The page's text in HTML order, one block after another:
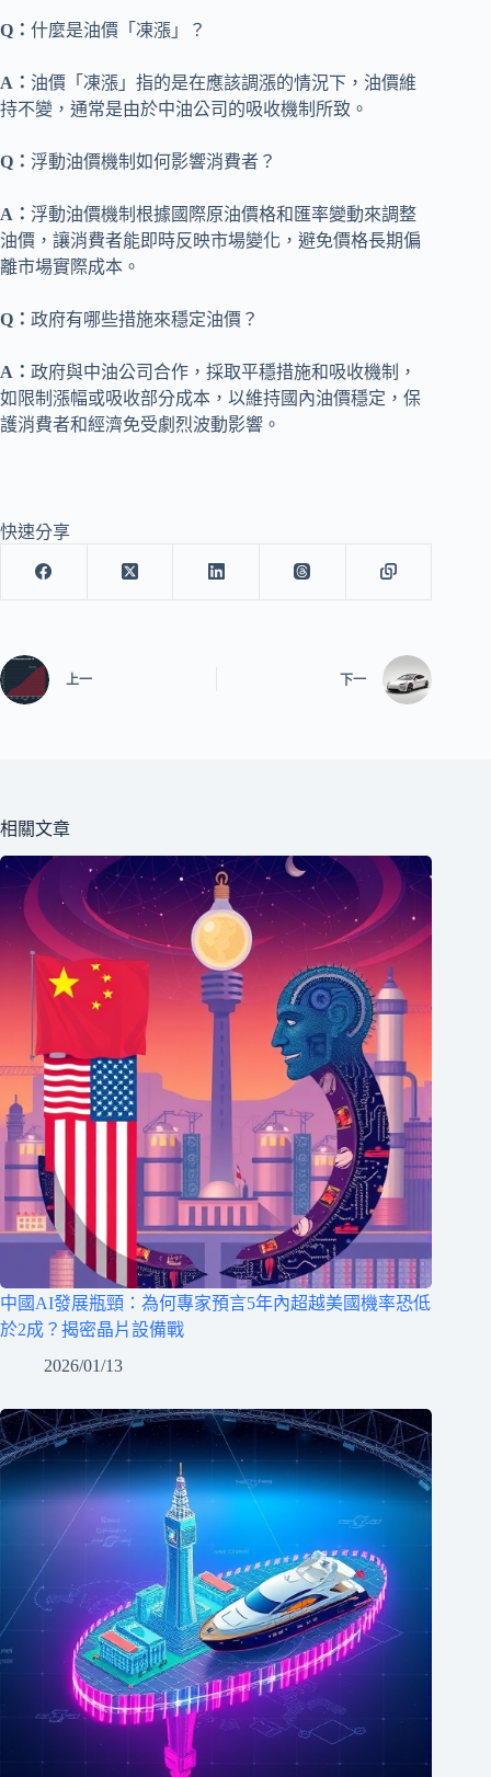
Q： 什麼是油價「凍漲」？
A： 油價「凍漲」指的是在應該調漲的情況下，油價維
持不變，通常是由於中油公司的吸收機制所致。
Q： 浮動油價機制如何影響消費者？
A： 浮動油價機制根據國際原油價格和匯率變動來調整
油價，讓消費者能即時反映市場變化，避免價格長期偏
離市場實際成本。
Q： 政府有哪些措施來穩定油價？
A： 政府與中油公司合作，採取平穩措施和吸收機制，
如限制漲幅或吸收部分成本，以維持國內油價穩定，保
護消費者和經濟免受劇烈波動影響。
快速分享
上一 下一
相關文章
中國AI發展瓶頸：為何專家預言5年內超越美國機率恐低
於2成？揭密晶片設備戰
2026/01/13